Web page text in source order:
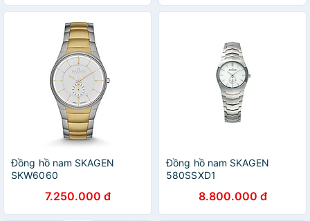
Đồng hồ nam SKAGEN
SKW6060
7.250.000 đ
Đồng hồ nam SKAGEN
580SSXD1
8.800.000 đ